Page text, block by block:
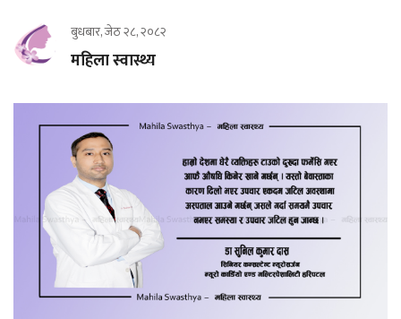
बुधबार, जेठ २८, २०८२
महिला स्वास्थ्य